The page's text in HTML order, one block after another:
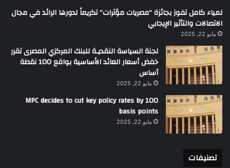
لمياء كامل تفوز بجائزة “مصريات مؤثرات” تكريماً لدورها الرائد في مجال
الاتصالات والتأثير الإيجابي
مايو 22, 2025
لجنة السياسة النقديـة للبنك المركزي المصرى تقرر
خفض أسعار العائد الأساسية بواقع 100 نقطة
أساس
مايو 22, 2025
MPC decides to cut key policy rates by 100
basis points
مايو 22, 2025
تصنيفات